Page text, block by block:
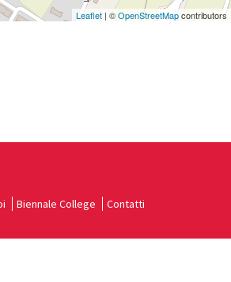
Leaflet | ©OpenStreetMapcontributors
Biennale College Contatti